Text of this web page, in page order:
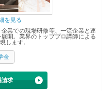
を見る
業での現場研修等、一流企業と連
開。業界のトッププロ講師による
します。
金
請求